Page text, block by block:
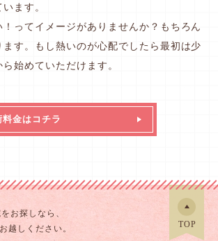
ます。
ってイメージがありませんか？もちろん
す。もし熱いのが心配でしたら最初は少
始めていただけます。
料金はコチラ
お探しなら、
越しください。